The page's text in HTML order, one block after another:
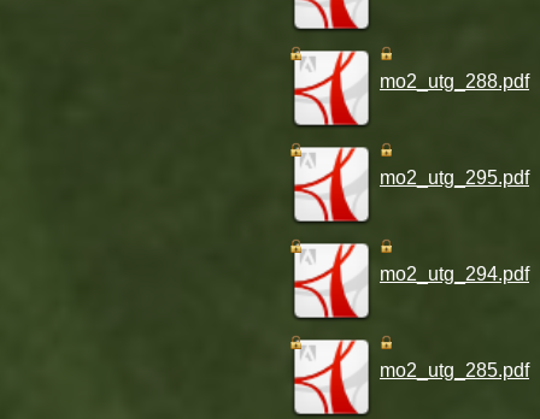
mo2_utg_288.pdf
mo2_utg_295.pdf
mo2_utg_294.pdf
mo2_utg_285.pdf